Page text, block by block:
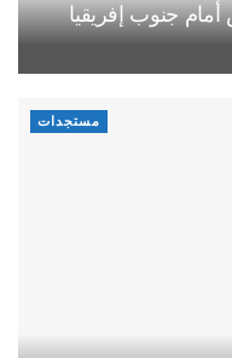
أمام جنوب إفريقيا
مستجدات